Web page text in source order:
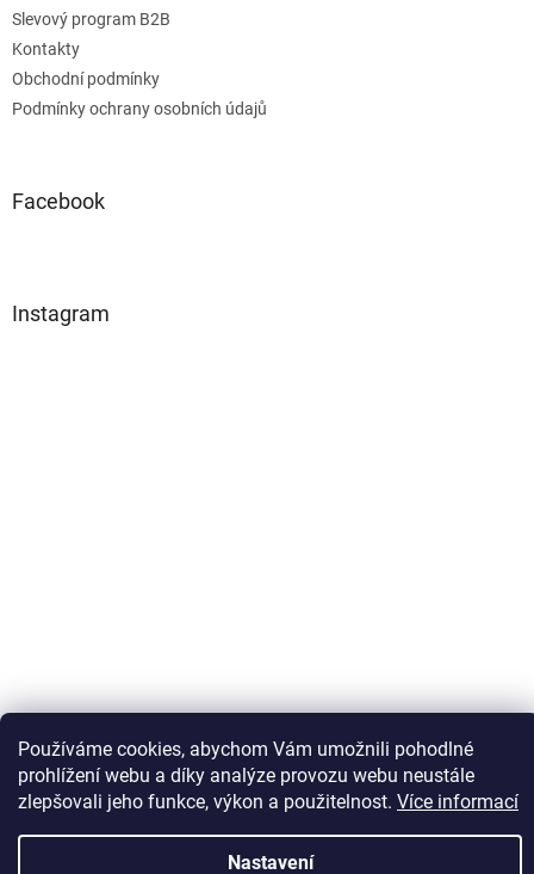
Používáme cookies, abychom Vám umožnili pohodlné
prohlížení webu a díky analýze provozu webu neustále
zlepšovali jeho funkce, výkon a použitelnost. Více informací
Nastavení
Slevový program B2B
Kontakty
Obchodní podmínky
Podmínky ochrany osobních údajů
Facebook
Instagram
Sledovat na Instagramu